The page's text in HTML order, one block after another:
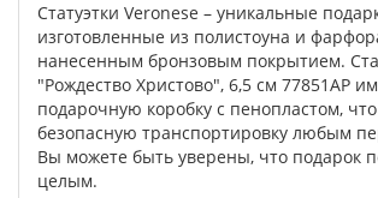
Статуэтки Veronese – уникальные
изготовленные из полистоуна и
нанесенным бронзовым покрытием.
"Рождество Христово", 6,5 см 77851AP
подарочную коробку с пенопластом,
безопасную транспортировку любым
Вы можете быть уверены, что подарок
целым.